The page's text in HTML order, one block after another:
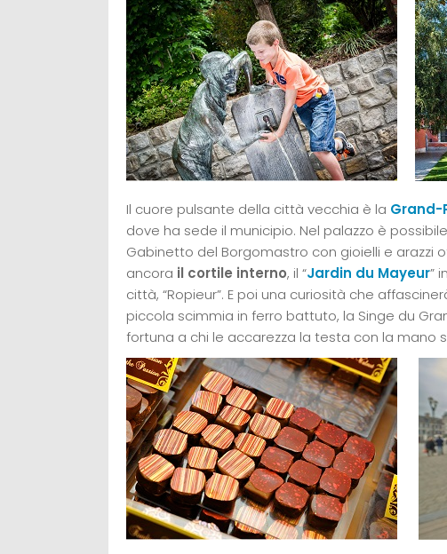
Il cuore pulsante della città vecchia è la Grand-
dove ha sede il municipio. Nel palazzo è
Gabinetto del Borgomastro con gioielli e arazzi
ancora il cortile interno, il “Jardin du Mayeur”
città, “Ropieur”. E poi una curiosità che
piccola scimmia in ferro battuto, la Singe du
fortuna a chi le accarezza la testa con la mano